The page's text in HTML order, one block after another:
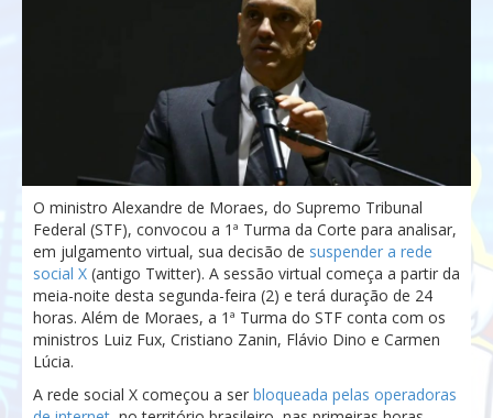
O ministro Alexandre de Moraes, do Supremo Tribunal
Federal (STF), convocou a 1ª Turma da Corte para analisar,
em julgamento virtual, sua decisão de suspender a rede
social X (antigo Twitter). A sessão virtual começa a partir da
meia-noite desta segunda-feira (2) e terá duração de 24
horas. Além de Moraes, a 1ª Turma do STF conta com os
ministros Luiz Fux, Cristiano Zanin, Flávio Dino e Carmen
Lúcia.
A rede social X começou a ser bloqueada pelas operadoras